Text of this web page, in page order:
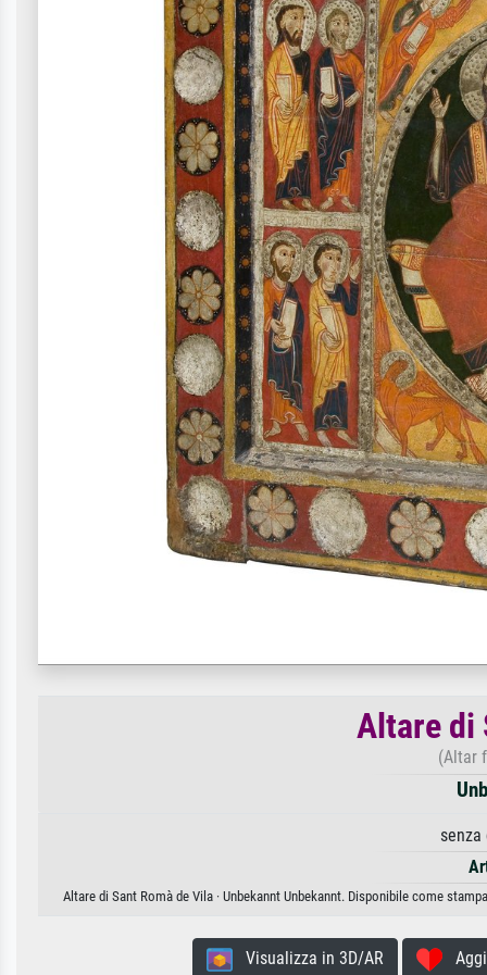
Altare di
(Altar
Altare di Sant Romà de Vila · Unbekannt Unbekannt. Disponibile come
Visualizza in 3D/AR